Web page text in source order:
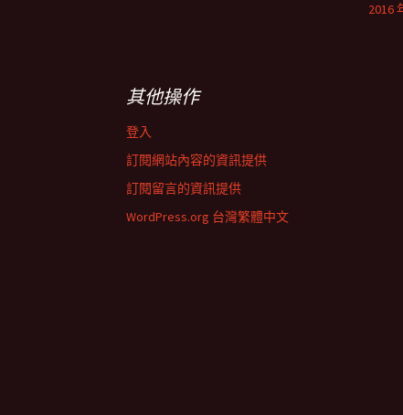
2016
其他操作
登入
訂閱網站內容的資訊提供
訂閱留言的資訊提供
WordPress.org 台灣繁體中文